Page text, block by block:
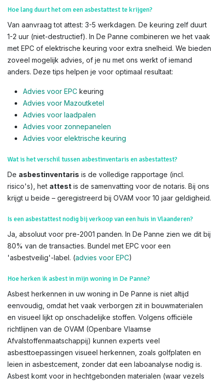
Hoe lang duurt het om een asbestattest te krijgen?
Van aanvraag tot attest: 3-5 werkdagen. De keuring zelf duurt
1-2 uur (niet-destructief). In De Panne combineren we het vaak
met EPC of elektrische keuring voor extra snelheid. We bieden
zoveel mogelijk advies, of je nu met ons werkt of iemand
anders. Deze tips helpen je voor optimaal resultaat:
Advies voor EPC keuring
Advies voor Mazoutketel
Advies voor laadpalen
Advies voor zonnepanelen
Advies voor elektrische keuring
Wat is het verschil tussen asbestinventaris en asbestattest?
De asbestinventaris is de volledige rapportage (incl.
risico's), het attest is de samenvatting voor de notaris. Bij ons
krijgt u beide – geregistreerd bij OVAM voor 10 jaar geldigheid.
Is een asbestattest nodig bij verkoop van een huis in Vlaanderen?
Ja, absoluut voor pre-2001 panden. In De Panne zien we dit bij
80% van de transacties. Bundel met EPC voor een
'asbestveilig'-label. (advies voor EPC)
Hoe herken ik asbest in mijn woning in De Panne?
Asbest herkennen in uw woning in De Panne is niet altijd
eenvoudig, omdat het vaak verborgen zit in bouwmaterialen
en visueel lijkt op onschadelijke stoffen. Volgens officiële
richtlijnen van de OVAM (Openbare Vlaamse
Afvalstoffenmaatschappij) kunnen experts veel
asbesttoepassingen visueel herkennen, zoals golfplaten en
leien in asbestcement, zonder dat een laboanalyse nodig is.
Asbest komt voor in hechtgebonden materialen (waar vezels